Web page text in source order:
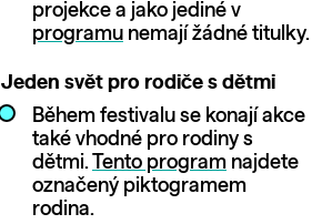
projekce a jako jediné v
programunemají žádné titulky.
Jeden svět pro rodiče s dětmi
Během festivalu se konají akce
také vhodné pro rodiny s
dětmi.
Tento programnajdete
označený piktogramem
rodina.